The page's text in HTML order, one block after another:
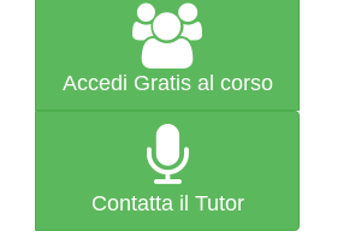
Accedi Gratis al corso
Contatta il Tutor